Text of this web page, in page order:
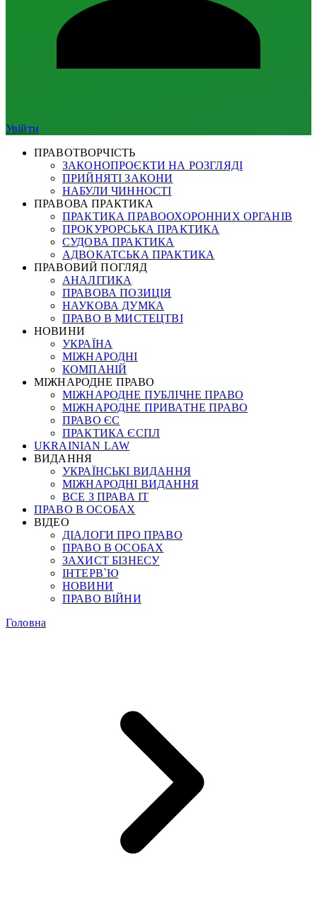
Увійти
ПРАВОТВОРЧІСТЬ
ЗАКОНОПРОЄКТИ НА РОЗГЛЯДІ
ПРИЙНЯТІ ЗАКОНИ
НАБУЛИ ЧИННОСТІ
ПРАВОВА ПРАКТИКА
ПРАКТИКА ПРАВООХОРОННИХ ОРГАНІВ
ПРОКУРОРСЬКА ПРАКТИКА
СУДОВА ПРАКТИКА
АДВОКАТСЬКА ПРАКТИКА
ПРАВОВИЙ ПОГЛЯД
АНАЛІТИКА
ПРАВОВА ПОЗИЦІЯ
НАУКОВА ДУМКА
ПРАВО В МИСТЕЦТВІ
НОВИНИ
УКРАЇНА
МІЖНАРОДНІ
КОМПАНІЙ
МІЖНАРОДНЕ ПРАВО
МІЖНАРОДНЕ ПУБЛІЧНЕ ПРАВО
МІЖНАРОДНЕ ПРИВАТНЕ ПРАВО
ПРАВО ЄС
ПРАКТИКА ЄСПЛ
UKRAINIAN LAW
ВИДАННЯ
УКРАЇНСЬКІ ВИДАННЯ
МІЖНАРОДНІ ВИДАННЯ
ВСЕ З ПРАВА ІТ
ПРАВО В ОСОБАХ
ВІДЕО
ДІАЛОГИ ПРО ПРАВО
ПРАВО В ОСОБАХ
ЗАХИСТ БІЗНЕСУ
ІНТЕРВ`Ю
НОВИНИ
ПРАВО ВІЙНИ
Головна